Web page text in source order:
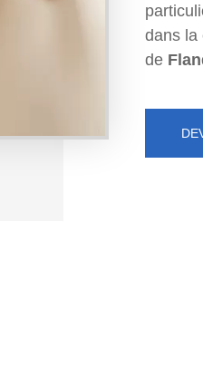
dans la
de